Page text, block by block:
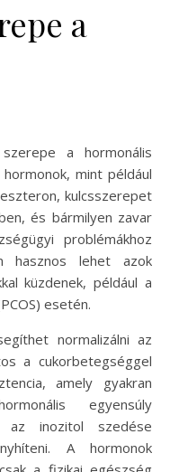
a
a hormonális
mint például
kulcsszerepet
és bármilyen zavar
problémákhoz
hasznos lehet azok
küzdenek, például a
esetén.
normalizálni az
a cukorbetegséggel
amely gyakran
egyensúly
az inozitol szedése
A hormonok